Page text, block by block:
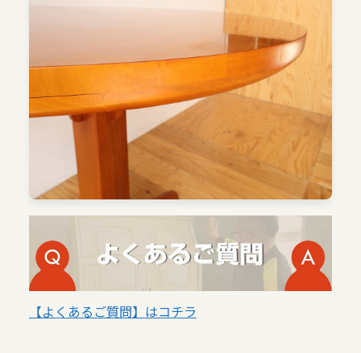
【よくあるご質問】はコチラ